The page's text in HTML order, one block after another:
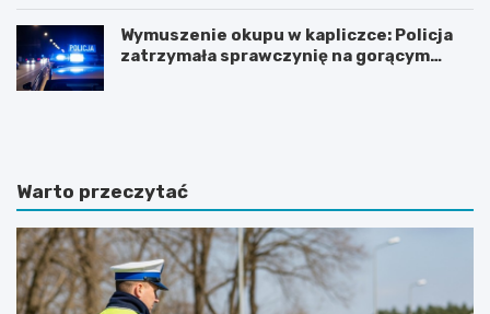
Wymuszenie okupu w kapliczce: Policja
zatrzymała sprawczynię na gorącym
Z
n
y
w
z
r
o
Z
s
k
o
t
u
r
Warto przeczytać